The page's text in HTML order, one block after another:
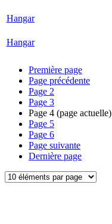
Hangar
Hangar
Première page
Page précédente
Page 2
Page 3
Page 4 (page actuelle)
Page 5
Page 6
Page suivante
Dernière page